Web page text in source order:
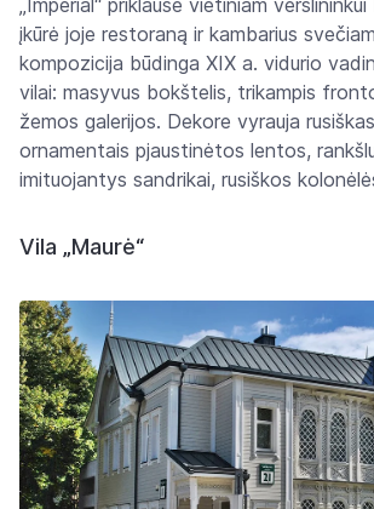
įkūrė joje restoraną ir kambarius
kompozicija būdinga XIX a. vidurio
vilai: masyvus bokštelis, trikampis
žemos galerijos. Dekore vyrauja
ornamentais pjaustinėtos lentos,
imituojantys sandrikai, rusiškos
Vila „Maurė“